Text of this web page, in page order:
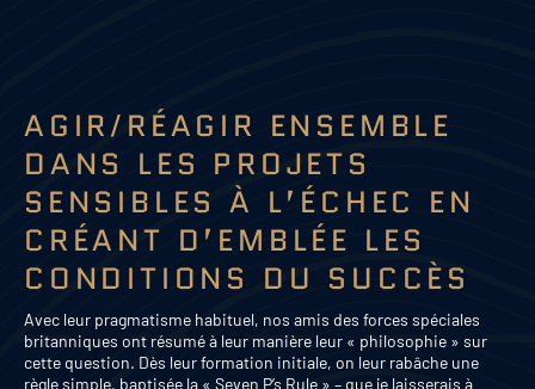
AGIR/RÉAGIR ENSEMBLE
DANS LES PROJETS
SENSIBLES À L’ÉCHEC EN
CRÉANT D’EMBLÉE LES
CONDITIONS DU SUCCÈS
Avec leur pragmatisme habituel, nos amis des forces spéciales
britanniques ont résumé à leur manière leur « philosophie » sur
cette question. Dès leur formation initiale, on leur rabâche une
règle simple, baptisée la « Seven P’s Rule » – que je laisserais à